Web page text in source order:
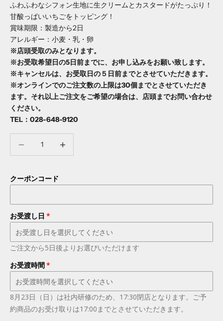
ふわふわなシフォン生地に生クリームとカスタードがたっぷり！
甘酸っぱいいちごをトッピング！
賞味期限：製造から2日
アレルギー： 小麦・乳・卵
※店頭受取のみとなります。
※お受取希望日の5日前までに、お申し込みをお願い致します。
※キャンセルは、お受取日の５日前までとさせていただきます。
※オンラインでのご注文数の上限は30個までとさせていただき
ます。それ以上ご注文をご希望の場合は、店頭までお問い合わせ
ください。
TEL： 028-648-9120
クーポンコード
お受渡し日
ご注文から5日後よりお選びいただけます
お受渡時間
8月23日（日）は社内研修のため、17:30閉店となります。ご予
約商品のお受け取りは17:00までとさせていただきます。